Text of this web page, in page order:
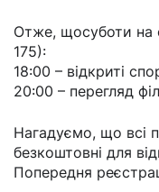
Отже, щосуботи на
175):
18:00 – відкриті
20:00 – перегляд
Нагадуємо, що всі
безкоштовні для
Попередня